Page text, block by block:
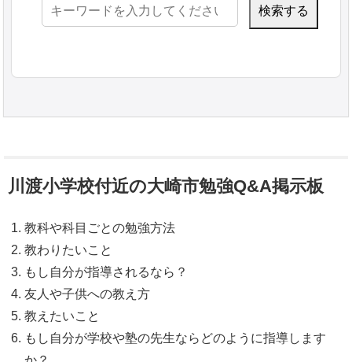
川渡小学校付近の大崎市勉強Q&A掲示板
教科や科目ごとの勉強方法
教わりたいこと
もし自分が指導されるなら？
友人や子供への教え方
教えたいこと
もし自分が学校や塾の先生ならどのように指導します